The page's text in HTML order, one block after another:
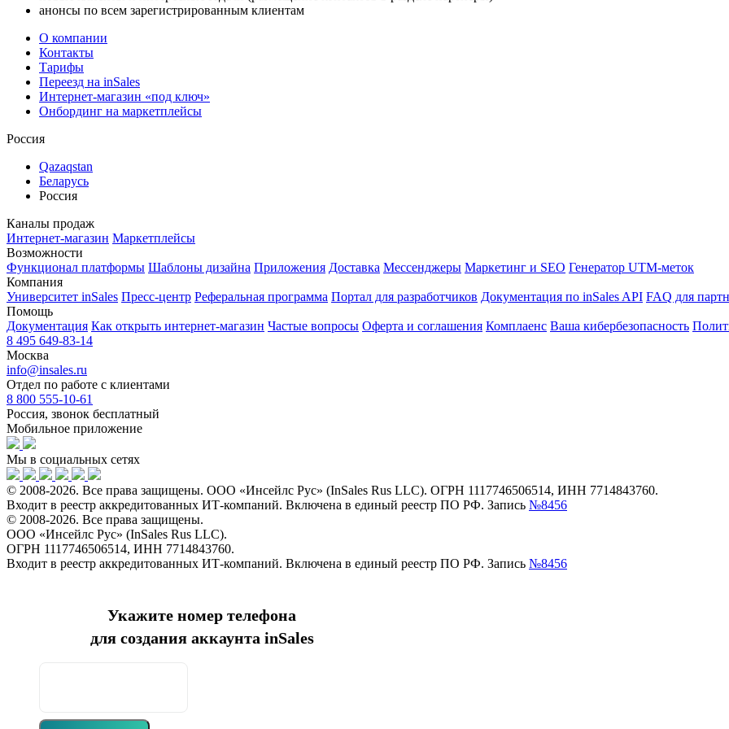
анонсы по всем зарегистрированным клиентам
О компании
Контакты
Тарифы
Переезд на inSales
Интернет-магазин «под ключ»
Онбординг на маркетплейсы
Россия
Qazaqstan
Беларусь
Россия
Каналы продаж
Интернет-магазин Маркетплейсы
Возможности
Функционал платформы Шаблоны дизайна Приложения Доставка Мессенджеры Маркетинг и SEO Генератор UTM-меток
Компания
Университет inSales Пресс-центр Реферальная программа Портал для разработчиков Документация по inSales API FAQ для
Помощь
Документация Как открыть интернет-магазин Частые вопросы Оферта и соглашения Комплаенс Ваша кибербезопасность
8 495 649-83-14
Москва
info@insales.ru
Отдел по работе с клиентами
8 800 555-10-61
Россия, звонок бесплатный
Мобильное приложение
Мы в социальных сетях
© 2008-2026. Все права защищены. ООО «Инсейлс Рус» (InSales Rus LLC). ОГРН 1117746506514, ИНН 7714843760.
Входит в реестр аккредитованных ИТ-компаний. Включена в единый реестр ПО РФ. Запись №8456
© 2008-2026. Все права защищены.
ООО «Инсейлс Рус» (InSales Rus LLC).
ОГРН 1117746506514, ИНН 7714843760.
Входит в реестр аккредитованных ИТ-компаний. Включена в единый реестр ПО РФ. Запись №8456
Укажите номер телефона
для создания аккаунта inSales